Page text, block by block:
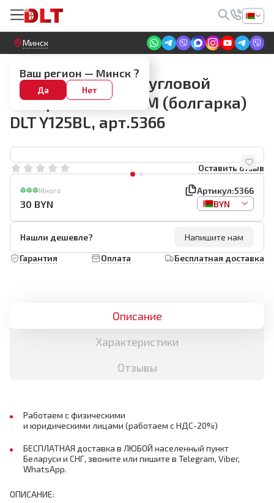
Круглосуточный! Прием заявок на сайте
Минск
Ваш регион — Минск ?
Да Нет
Запчасти
Запасной ротор к угловой
шлифмашине УШМ (болгарка)
DLT Y125BL, арт.5366
Оставить отзыв
Много Артикул:5366
30 BYN BYN
Нашли дешевле?
Напишите нам
Гарантия
Оплата Бесплатная доставка
Описание
Характеристики
Отзывы
Работаем с физическими
и юридическими лицами (работаем с НДС-20%)
БЕСПЛАТНАЯ доставка в ЛЮБОЙ населенный пункт
Беларуси и СНГ, звоните или пишите в Telegram, Viber,
WhatsApp.
ОПИСАНИЕ: